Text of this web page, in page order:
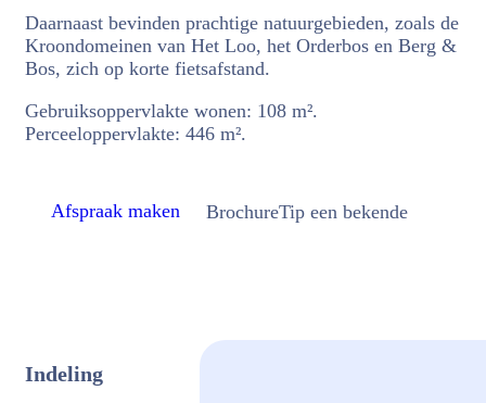
Daarnaast bevinden prachtige natuurgebieden, zoals de
Kroondomeinen van Het Loo, het Orderbos en Berg &
Bos, zich op korte fietsafstand.
Gebruiksoppervlakte wonen: 108 m².
Perceeloppervlakte: 446 m².
Afspraak maken BrochureTip een bekende
Indeling